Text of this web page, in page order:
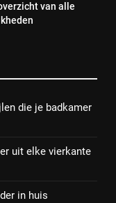
van alle
die je badkamer
uit elke vierkante
in huis